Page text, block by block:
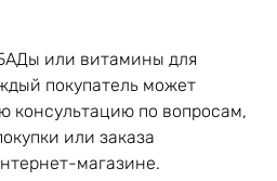
или витамины для
покупатель может
консультацию по вопросам,
или заказа
магазине.